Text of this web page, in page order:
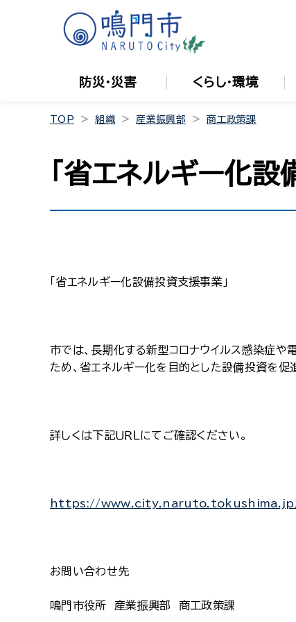
防災・災害 くらし・環境
TOP 組織 産業振興部 商工政策課
「省エネルギー化
「省エネルギー化設備投資支援事業」
市では、長期化する新型コロナウイルス感染症
ため、省エネルギー化を目的とした設備投資を
詳しくは下記ＵＲＬにてご確認ください。
https://
お問い合わせ先
鳴門市役所 産業振興部 商工政策課